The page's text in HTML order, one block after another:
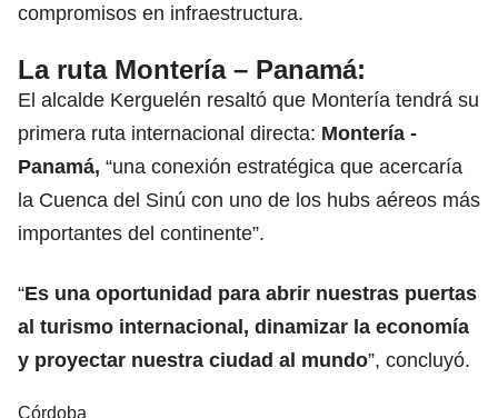
compromisos en infraestructura.
La ruta Montería – Panamá:
El alcalde Kerguelén resaltó que Montería tendrá su
primera ruta internacional directa: Montería -
Panamá, “una conexión estratégica que acercaría
la Cuenca del Sinú con uno de los hubs aéreos más
importantes del continente”.
“Es una oportunidad para abrir nuestras puertas
al turismo internacional, dinamizar la economía
y proyectar nuestra ciudad al mundo”, concluyó.
Córdoba